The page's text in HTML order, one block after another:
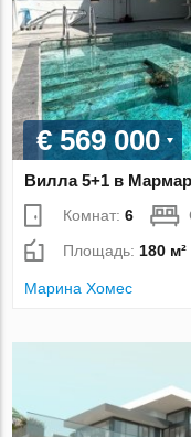
€ 569 000
Вилла 5+1 в
Комнат:6
Площадь: 180 м²
Марина Хомес